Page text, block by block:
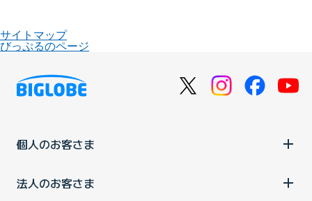
サイトマップ
びっぷるのページ
個人のお客さま
法人のお客さま